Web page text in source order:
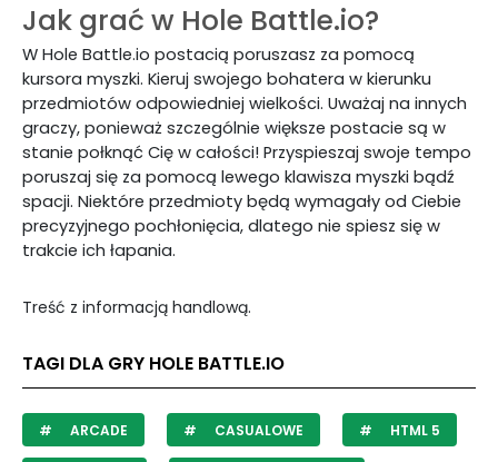
Jak grać w Hole Battle.io?
W Hole Battle.io postacią poruszasz za pomocą
kursora myszki. Kieruj swojego bohatera w kierunku
przedmiotów odpowiedniej wielkości. Uważaj na innych
graczy, ponieważ szczególnie większe postacie są w
stanie połknąć Cię w całości! Przyspieszaj swoje tempo
poruszaj się za pomocą lewego klawisza myszki bądź
spacji. Niektóre przedmioty będą wymagały od Ciebie
precyzyjnego pochłonięcia, dlatego nie spiesz się w
trakcie ich łapania.
Treść z informacją handlową.
TAGI DLA GRY HOLE BATTLE.IO
ARCADE CASUALOWE HTML 5